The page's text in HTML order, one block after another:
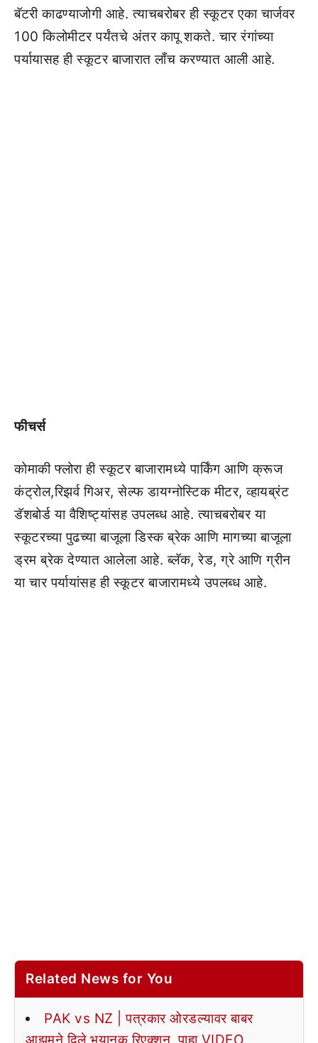
बॅटरी काढण्याजोगी आहे. त्याचबरोबर ही स्कूटर एका चार्जवर
100 किलोमीटर पर्यंतचे अंतर कापू शकते. चार रंगांच्या
पर्यायासह ही स्कूटर बाजारात लाँच करण्यात आली आहे.
फीचर्स
कोमाकी फ्लोरा ही स्कूटर बाजारामध्ये पार्किंग आणि क्रूज
कंट्रोल,रिझर्व गिअर, सेल्फ डायग्नोस्टिक मीटर, व्हायब्रंट
डॅशबोर्ड या वैशिष्ट्यांसह उपलब्ध आहे. त्याचबरोबर या
स्कूटरच्या पुढच्या बाजूला डिस्क ब्रेक आणि मागच्या बाजूला
ड्रम ब्रेक देण्यात आलेला आहे. ब्लॅक, रेड, ग्रे आणि ग्रीन
या चार पर्यायांसह ही स्कूटर बाजारामध्ये उपलब्ध आहे.
Related News for You
PAK vs NZ | पत्रकार ओरडल्यावर बाबर
आझमने दिले भयानक रिएक्शन, पाहा VIDEO